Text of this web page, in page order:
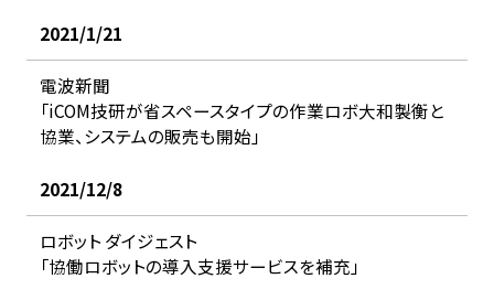
2021/1/21
電波新聞
「iCOM技研が省スペースタイプの作業ロボ大和製衡と
協業、システムの販売も開始」
2021/12/8
ロボット ダイジェスト
「協働ロボットの導入支援サービスを補充」